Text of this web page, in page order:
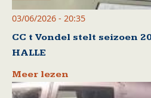
03/06/2026 - 20:35
CC t Vondel stelt seizoen
HALLE
Meer lezen